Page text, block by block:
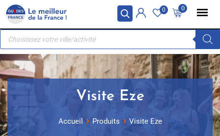
Panneau de gestion des cookies
Skip
content
0
0
Recherche
produits
Visite Eze
Accueil Produits Visite Eze